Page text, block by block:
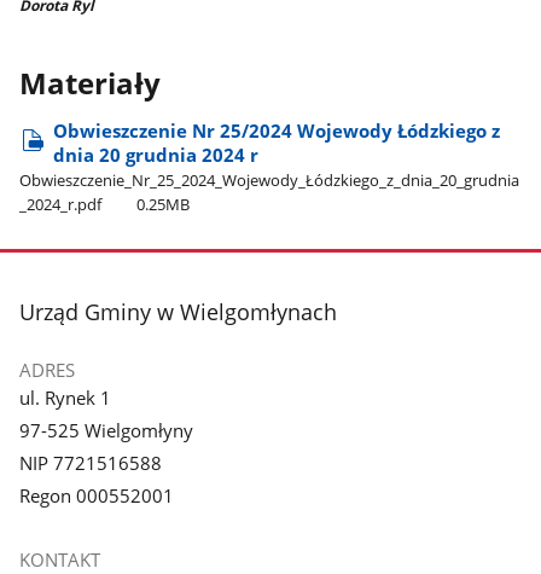
Dorota Ryl
Materiały
Obwieszczenie Nr 25/2024 Wojewody Łódzkiego z
dnia 20 grudnia 2024 r
Obwieszczenie​_Nr​_25​_2024​_Wojewody​_Łódzkiego​_z​_dnia​_20​_grudnia​
_2024​_r.pdf
0.25MB
stopka
Urząd Gminy w Wielgomłynach
ADRES
ul. Rynek 1
97-525 Wielgomłyny
NIP 7721516588
Regon 000552001
KONTAKT